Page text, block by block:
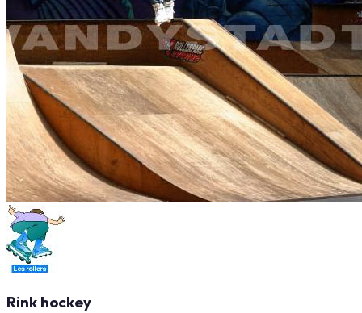
Rink hockey